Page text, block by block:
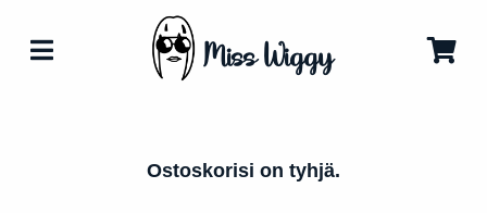
Miss Wiggy
Ostoskorisi on tyhjä.